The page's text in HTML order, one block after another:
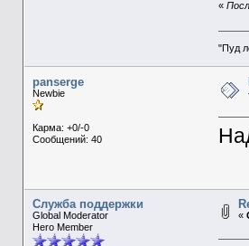
«
"Пуд
panserge
Newbie
Карма: +0/-0
Сообщений: 40
Служба поддержки
Global Moderator
Hero Member
«